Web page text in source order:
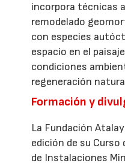
incorpora técnicas
remodelado
con especies
espacio en el
condiciones
regeneración
Formación y
La Fundación
edición de su Curso
de Instalaciones